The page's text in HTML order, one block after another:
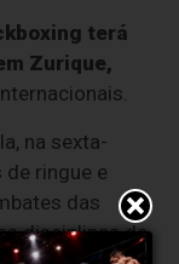
terá
Zurique,
na sexta-
ringue e
das
disciplinas de